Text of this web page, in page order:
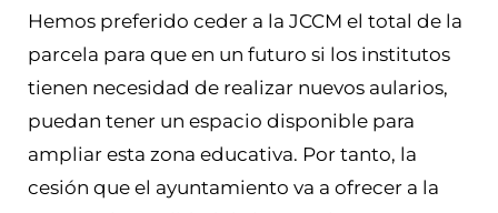
Hemos preferido ceder a la JCCM el total de la
parcela para que en un futuro si los institutos
tienen necesidad de realizar nuevos aularios,
puedan tener un espacio disponible para
ampliar esta zona educativa. Por tanto, la
cesión que el ayuntamiento va a ofrecer a la